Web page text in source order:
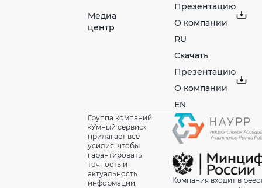
Медиа
центр
Презентацию
О компании
RU
Скачать
Презентацию
О компании
EN
Группа компаний
«Умный сервис»
прилагает все
усилия, чтобы
гарантировать
точность и
актуальность
информации,
Компания входит в